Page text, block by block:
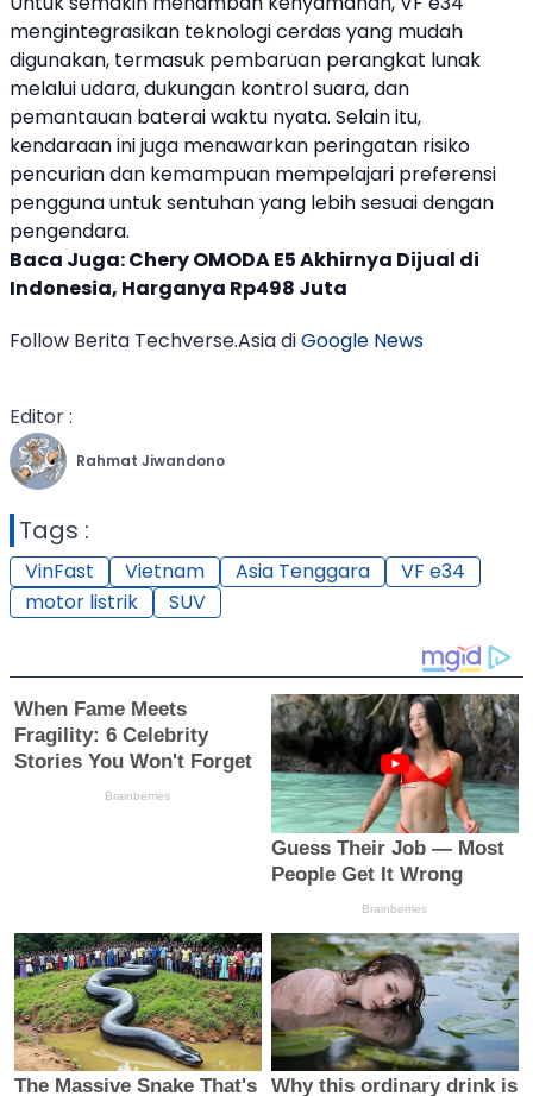
mengintegrasikan teknologi cerdas yang mudah
digunakan, termasuk pembaruan perangkat lunak
melalui udara, dukungan kontrol suara, dan
pemantauan baterai waktu nyata. Selain itu,
kendaraan ini juga menawarkan peringatan risiko
pencurian dan kemampuan mempelajari preferensi
pengguna untuk sentuhan yang lebih sesuai dengan
pengendara.
Baca Juga:Chery OMODA E5 Akhirnya Dijual di
Indonesia, Harganya Rp498 Juta
Follow Berita Techverse.Asia diGoogle News
Editor :
Rahmat Jiwandono
Tags :
VinFast Vietnam Asia Tenggara
VF e34
motor listrik
SUV